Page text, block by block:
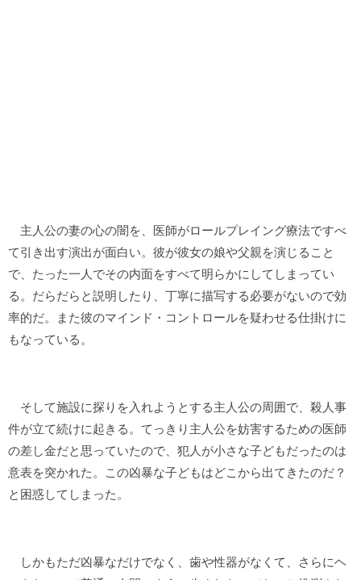
主人公の妻の心の闇を、医師がロールプレイング療法ですべ
て引き出す演出が面白い。彼が彼女の娘や父親を演じること
で、たった一人でその内面をすべて明らかにしてしまってい
る。だらだらと説明したり、丁寧に描写する必要がないので効
率的だ。また彼のマインド・コントロールを疑わせる仕掛けに
もなっている。
そして施設に探りを入れようとする主人公の周囲で、殺人事
件が立て続けに起きる。てっきり主人公を妨害するための医師
の差し金だと思っていたので、犯人が小さな子どもだったのは
意表を突かれた。この凶暴な子どもはどこから出てきたのだ？
と困惑してしまった。
しかもただ凶暴なだけでなく、歯や性器がなくて、さらにヘ